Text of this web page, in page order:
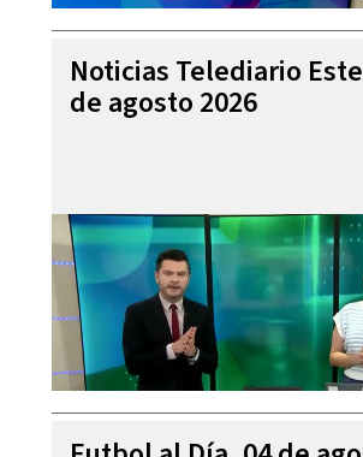
Noticias Telediario
de agosto 2026